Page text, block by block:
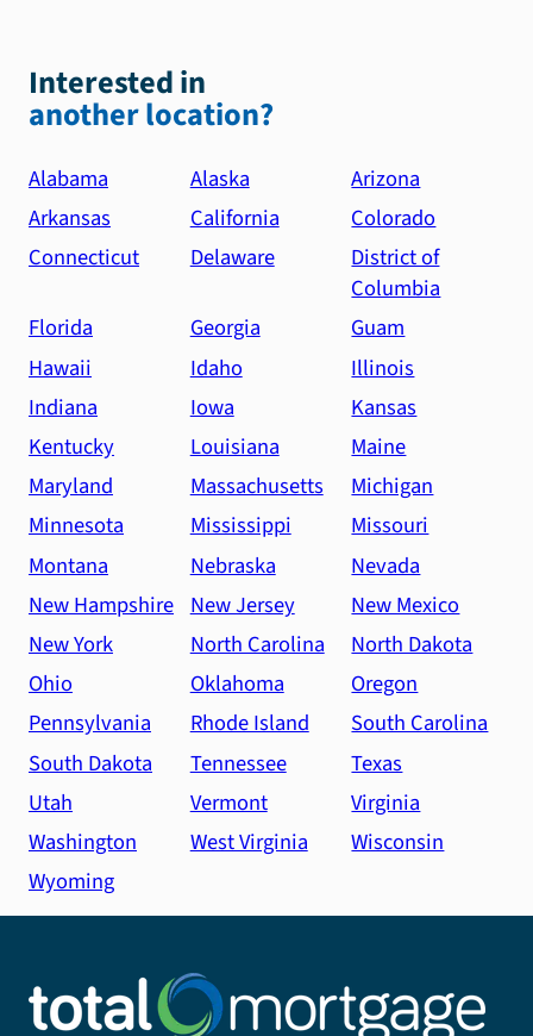
Interested in
another location?
Alabama Alaska
Arizona
Arkansas
California
Colorado
Connecticut
Delaware
District of
Columbia
Florida
Georgia
Guam
Hawaii
Idaho
Illinois
Indiana
Iowa
Kansas
Kentucky
Louisiana
Maine
Maryland
Massachusetts
Michigan
Minnesota
Mississippi
Missouri
Montana
Nebraska
Nevada
New Hampshire New Jersey
New Mexico
New York
North Carolina
North Dakota
Ohio
Oklahoma
Oregon
Pennsylvania
Rhode Island
South Carolina
South Dakota
Tennessee
Texas
Utah
Vermont
Virginia
Washington
West Virginia
Wisconsin
Wyoming